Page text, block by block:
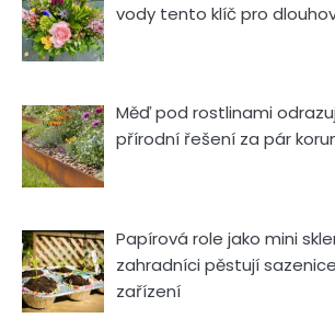
vody tento klíč pro
Měď pod rostlinami
přírodní řešení za pár
Papírová role jako mini
zahradníci pěstují
zařízení